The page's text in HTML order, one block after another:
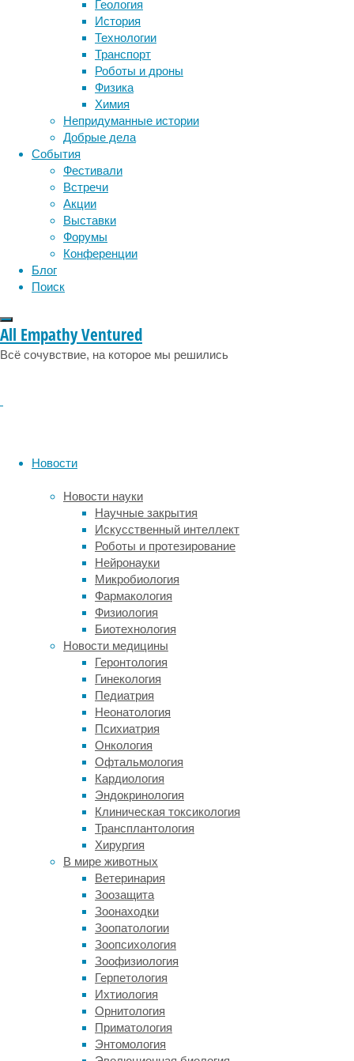
Геология
История
Технологии
Транспорт
Роботы и дроны
Физика
Химия
Непридуманные истории
Добрые дела
События
Фестивали
Встречи
Акции
Выставки
Форумы
Конференции
Блог
Поиск
All Empathy Ventured
Всё сочувствие, на которое мы решились
Новости
Новости науки
Научные закрытия
Искусственный интеллект
Роботы и протезирование
Нейронауки
Микробиология
Фармакология
Физиология
Биотехнология
Новости медицины
Геронтология
Гинекология
Педиатрия
Неонатология
Психиатрия
Онкология
Офтальмология
Кардиология
Эндокринология
Клиническая токсикология
Трансплантология
Хирургия
В мире животных
Ветеринария
Зоозащита
Зоонаходки
Зоопатологии
Зоопсихология
Зоофизиология
Герпетология
Ихтиология
Орнитология
Приматология
Энтомология
времени,
исследователи
выяснили,
представители
этого
вида
могут
жить
до
250
лет.
Статья
опубликована
в
журнале
Nature.
Глубины
низкой
вероятности
смерти
нападения
хищников
холодных
просачиваний
участков
морском
через
которые
воду
поступают
вещества,
обеспечивающие
благоприятную
среду
жизни
автотрофов.
Пропитание
трубчатых
червей
зависит
живущих
инструменты и методы
исследования
лекарства медицина
мозг наука
нейробиология
нейрофизиология
поведение
сон социальные проблемы
физиология
эмоции